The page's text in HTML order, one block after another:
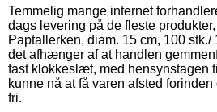
Temmelig mange internet
dags levering på de fleste
Paptallerken, diam. 15 cm, 100
det afhænger af at handlen
fast klokkeslæt, med hensynstagen
kunne nå at få varen afsted
fri.